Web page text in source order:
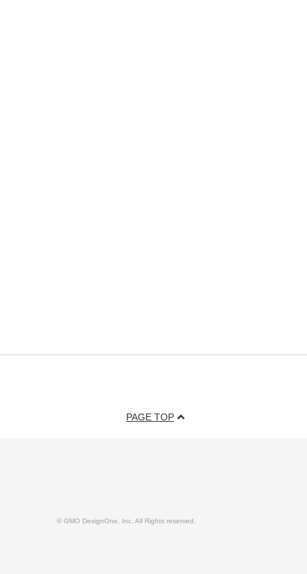
PAGE TOP
© GMO DesignOne, Inc. All Rights reserved.